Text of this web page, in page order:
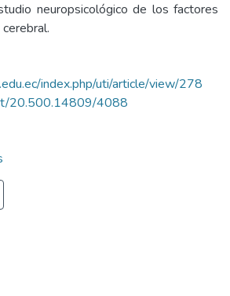
neuropsicológico de los factores
index.php/uti/article/view/278
20.500.14809/4088